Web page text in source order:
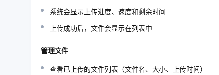
系统会显示上传进度、速度和剩余时间
上传成功后，文件会显示在列表中
管理文件
查看已上传的文件列表（文件名、大小、上传时间）